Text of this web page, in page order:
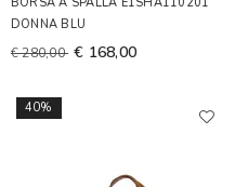
DONNA BLU
€ 280,00 € 168,00
40%